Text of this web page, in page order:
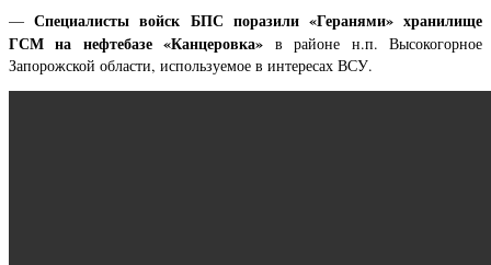
— Специалисты войск БПС поразили «Геранями» хранилище
ГСМ на нефтебазе «Канцеровка» в районе н.п. Высокогорное
Запорожской области, используемое в интересах ВСУ.